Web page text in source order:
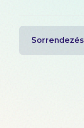
Sorrendezés